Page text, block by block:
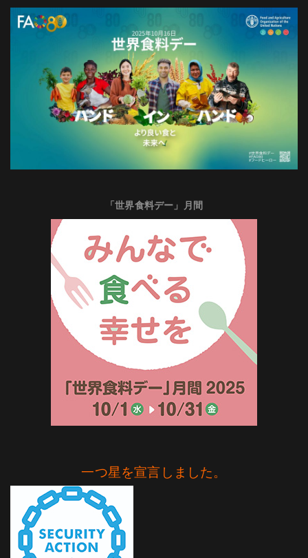
「世界食料デー」月間
一つ星を宣言しました。